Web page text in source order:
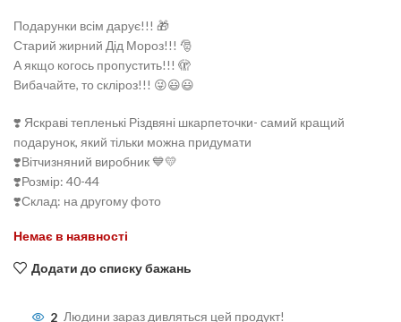
Подарунки всім дарує!!! 🎁
Старий жирний Дід Мороз!!! 🎅
А якщо когось пропустить!!! 🫣
Вибачайте, то скліроз!!! 😜😃😃
❣️ Яскраві тепленькі Різдвяні шкарпеточки- самий кращий
подарунок, який тільки можна придумати
❣️Вітчизняний виробник 💙💛
❣️Розмір: 40-44
❣️Склад: на другому фото
Немає в наявності
Додати до списку бажань
2 Людини зараз дивляться цей продукт!